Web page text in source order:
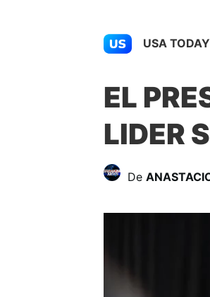
USA
EL
LIDER
De